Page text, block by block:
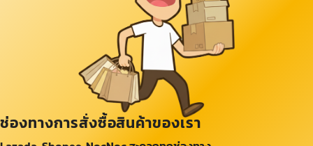
ช่องทางการสั่งซื้อสินค้าของเรา